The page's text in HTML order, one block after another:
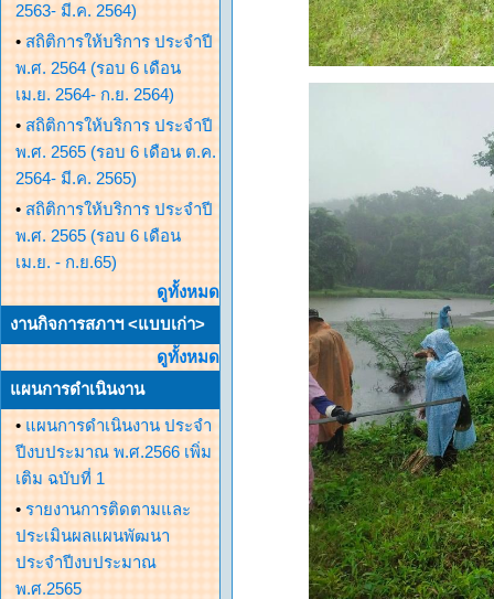
2563- มี.ค. 2564)
• สถิติการให้บริการ ประจำปี
พ.ศ. 2564 (รอบ 6 เดือน
เม.ย. 2564- ก.ย. 2564)
• สถิติการให้บริการ ประจำปี
พ.ศ. 2565 (รอบ 6 เดือน ต.ค.
2564- มี.ค. 2565)
• สถิติการให้บริการ ประจำปี
พ.ศ. 2565 (รอบ 6 เดือน
เม.ย. - ก.ย.65)
ดูทั้งหมด
งานกิจการสภาฯ <แบบเก่า>
ดูทั้งหมด
แผนการดำเนินงาน
• แผนการดำเนินงาน ประจำ
ปีงบประมาณ พ.ศ.2566 เพิ่ม
เติม ฉบับที่ 1
• รายงานการติดตามและ
ประเมินผลแผนพัฒนา
ประจำปีงบประมาณ
พ.ศ.2565